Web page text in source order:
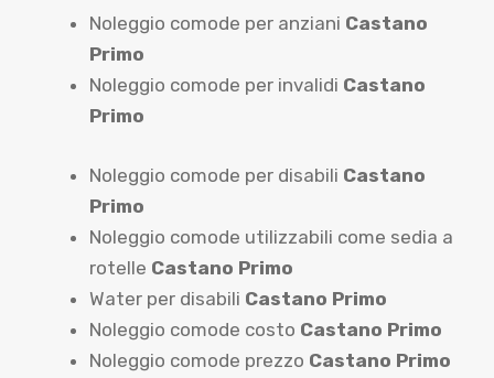
Noleggio comode per anziani Castano
Primo
Noleggio comode per invalidi Castano
Primo
Noleggio comode per disabili Castano
Primo
Noleggio comode utilizzabili come sedia a
rotelle Castano Primo
Water per disabili Castano Primo
Noleggio comode costo Castano Primo
Noleggio comode prezzo Castano Primo